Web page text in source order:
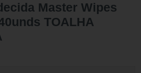
Master Wipes
TOALHA